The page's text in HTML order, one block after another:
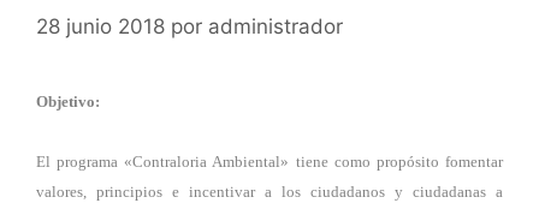
28 junio 2018 por administrador
Objetivo:
El programa «Contraloria Ambiental» tiene como propósito fomentar
valores, principios e incentivar a los ciudadanos y ciudadanas a